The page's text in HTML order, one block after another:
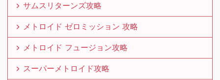
サムスリターンズ攻略
メトロイド ゼロミッション 攻略
メトロイド フュージョン攻略
スーパーメトロイド攻略